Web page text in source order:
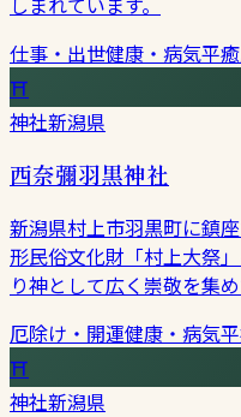
仕事・出世健康・病気平癒
⛩
神社新潟県
西奈彌羽黒神社
新潟県村上市羽黒町に鎮
形民俗文化財「村上大祭
り神として広く崇敬を集め
厄除け・開運健康・病気
⛩
神社新潟県